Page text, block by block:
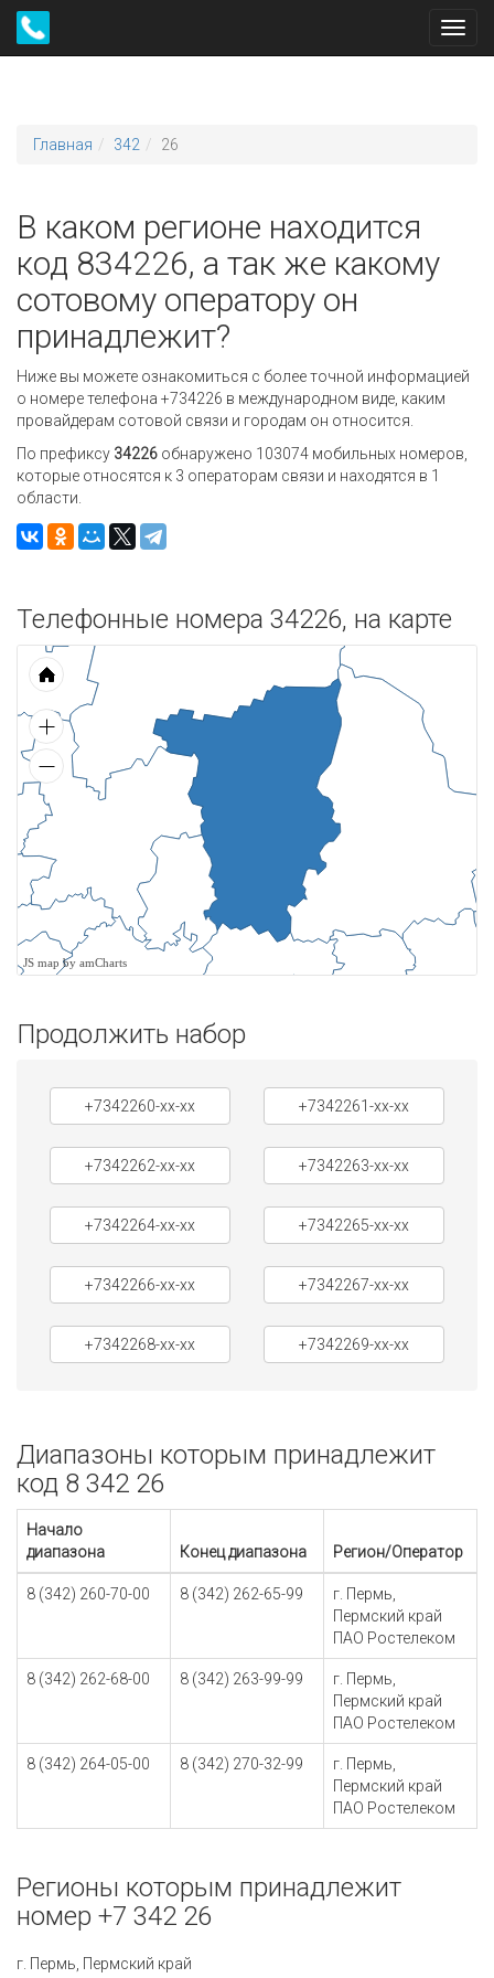
Главная 342 26
В каком регионе находится
код 834226, а так же какому
сотовому оператору он
принадлежит?
Ниже вы можете ознакомиться с более точной информацией
о номере телефона +734226 в международном виде, каким
провайдерам сотовой связи и городам он относится.
По префиксу 34226 обнаружено 103074 мобильных номеров,
которые относятся к 3 операторам связи и находятся в 1
области.
Телефонные номера 34226, на карте
JS map by amCharts
Продолжить набор
+7342260-xx-xx +7342261-xx-xx
+7342262-xx-xx +7342263-xx-xx
+7342264-xx-xx +7342265-xx-xx
+7342266-xx-xx +7342267-xx-xx
+7342268-xx-xx +7342269-xx-xx
Диапазоны которым принадлежит
код 8 342 26
Начало
диапазона
Конец диапазона Регион/Оператор
8 (342) 260-70-00 8 (342) 262-65-99
г. Пермь,
Пермский край
ПАО Ростелеком
8 (342) 262-68-00 8 (342) 263-99-99
г. Пермь,
Пермский край
ПАО Ростелеком
8 (342) 264-05-00 8 (342) 270-32-99
г. Пермь,
Пермский край
ПАО Ростелеком
Регионы которым принадлежит
номер +7 342 26
г. Пермь, Пермский край